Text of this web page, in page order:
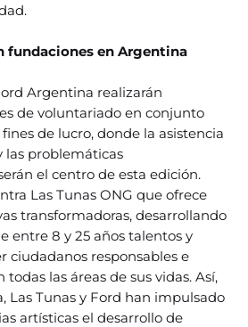
fundaciones en Argentina
Argentina realizarán
de voluntariado en conjunto
de lucro, donde la asistencia
las problemáticas
el centro de esta edición.
Las Tunas ONG que ofrece
transformadoras, desarrollando
entre 8 y 25 años talentos y
ciudadanos responsables e
las áreas de sus vidas. Así,
Las Tunas y Ford han impulsado
artísticas el desarrollo de